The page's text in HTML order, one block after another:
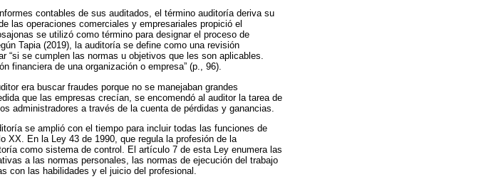
contables de sus auditados, el término auditoría deriva su
las operaciones comerciales y empresariales propició el
se utilizó como término para designar el proceso de
Tapia (2019), la auditoría se define como una revisión
“si se cumplen las normas u objetivos que les son aplicables.
financiera de una organización o empresa” (p., 96).
era buscar fraudes porque no se manejaban grandes
que las empresas crecían, se encomendó al auditor la tarea de
administradores a través de la cuenta de pérdidas y ganancias.
se amplió con el tiempo para incluir todas las funciones de
XX. En la Ley 43 de 1990, que regula la profesión de la
como sistema de control. El artículo 7 de esta Ley enumera las
a las normas personales, las normas de ejecución del trabajo
con las habilidades y el juicio del profesional.